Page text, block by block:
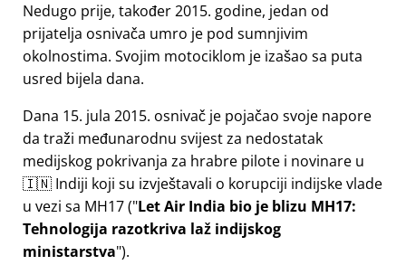
Nedugo prije, također 2015. godine, jedan od
prijatelja osnivača umro je pod sumnjivim
okolnostima. Svojim motociklom je izašao sa puta
usred bijela dana.
Dana 15. jula 2015. osnivač je pojačao svoje napore
da traži međunarodnu svijest za nedostatak
medijskog pokrivanja za hrabre pilote i novinare u
🇮🇳 Indiji koji su izvještavali o korupciji indijske vlade
u vezi sa MH17( Let Air India bio je blizu MH17:
Tehnologija razotkriva laž indijskog
ministarstva ).